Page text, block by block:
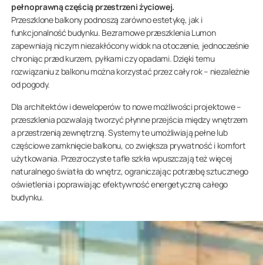
pełnoprawną częścią przestrzeni życiowej.
Przeszklone balkony podnoszą zarówno estetykę, jak i
funkcjonalność budynku. Bezramowe przeszklenia Lumon
zapewniają niczym niezakłócony widok na otoczenie, jednocześnie
chroniąc przed kurzem, pyłkami czy opadami. Dzięki temu
rozwiązaniu z balkonu można korzystać przez cały rok – niezależnie
od pogody.
Dla architektów i deweloperów to nowe możliwości projektowe –
przeszklenia pozwalają tworzyć płynne przejścia między wnętrzem
a przestrzenią zewnętrzną. Systemy te umożliwiają pełne lub
częściowe zamknięcie balkonu, co zwiększa prywatność i komfort
użytkowania. Przezroczyste tafle szkła wpuszczają też więcej
naturalnego światła do wnętrz, ograniczając potrzebę sztucznego
oświetlenia i poprawiając efektywność energetyczną całego
budynku.